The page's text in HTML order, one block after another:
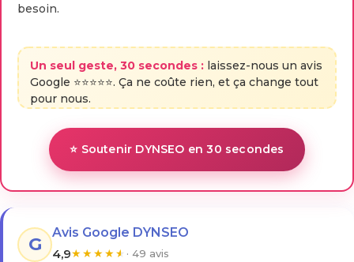
besoin.
Un seul geste, 30 secondes : laissez-nous un avis
Google ⭐⭐⭐⭐⭐. Ça ne coûte rien, et ça change tout
pour nous.
⭐ Soutenir DYNSEO en 30 secondes
G
Avis Google DYNSEO
4,9★★★★★ · 49 avis